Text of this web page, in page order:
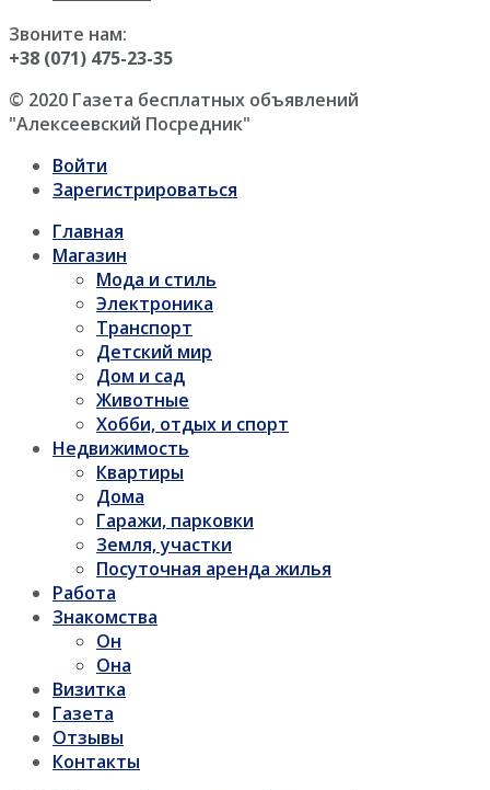
Звоните нам:
+38 (071) 475-23-35
© 2020 Газета бесплатных объявлений
"Алексеевский Посредник"
Войти
Зарегистрироваться
Главная
Магазин
Мода и стиль
Электроника
Транспорт
Детский мир
Дом и сад
Животные
Хобби, отдых и спорт
Недвижимость
Квартиры
Дома
Гаражи, парковки
Земля, участки
Посуточная аренда жилья
Работа
Знакомства
Он
Она
Визитка
Газета
Отзывы
Контакты